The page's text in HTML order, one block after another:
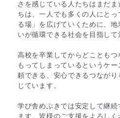
さを感じている人たちはまだ
ちは、一人でも多くの人にと
る場」を広げていくために、
いが循環できる社会を目指して
高校を卒業してからどこともつ
もってしまっているというケ
頼できる、安心できるつなが
じています。
学び舎めぶきでは安定して継
ます。皆様のご支援をよろしく